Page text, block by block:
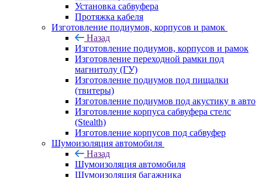
Установка сабвуфера
Протяжка кабеля
Изготовление подиумов, корпусов и рамок
Назад
Изготовление подиумов, корпусов и рамок
Изготовление переходной рамки под
магнитолу (ГУ)
Изготовление подиумов под пищалки
(твитеры)
Изготовление подиумов под акустику в авто
Изготовление корпуса сабвуфера стелс
(Stealth)
Изготовление корпусов под сабвуфер
Шумоизоляция автомобиля
Назад
Шумоизоляция автомобиля
Шумоизоляция багажника